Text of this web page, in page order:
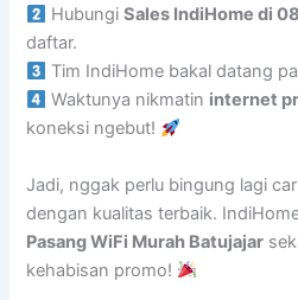
HubungiSales IndiHome di
daftar.
Tim IndiHome bakal datang
Waktunya nikmatin internet
koneksi ngebut!
Jadi, nggak perlu bingung lagi
dengan kualitas terbaik.
Pasang WiFi Murah Batujajar
kehabisan promo!